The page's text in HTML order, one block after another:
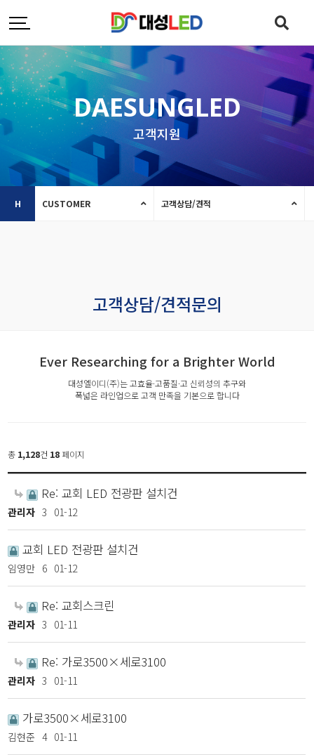
DAESUNGLED
고객지원
H CUSTOMER 고객상담/견적
고객상담/견적문의
Ever Researching for a Brighter World
대성엘이디(주)는 고효율·고품질·고 신뢰성의 추구와
폭넓은 라인업으로 고객 만족을 기본으로 합니다
총 1,128건 18 페이지
Re: 교회 LED 전광판 설치건
관리자 3 01-12
교회 LED 전광판 설치건
임영만 6 01-12
Re: 교회스크린
관리자 3 01-11
Re: 가로3500×세로3100
관리자 3 01-11
가로3500×세로3100
김현준 4 01-11